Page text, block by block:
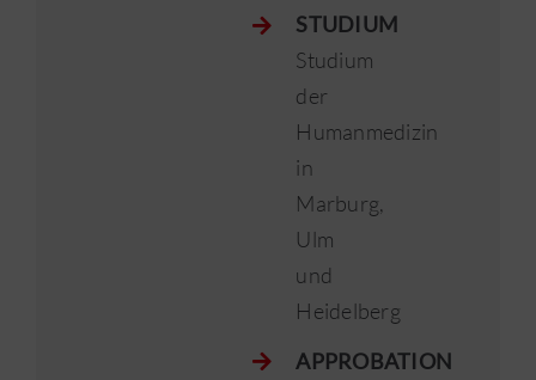
STUDIUM
Studium
der
Humanmedizin
in
Marburg,
Ulm
und
Heidelberg
APPROBATION